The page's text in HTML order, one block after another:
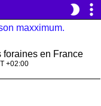
brightness_2 more_vert
foraines en France
+02:00